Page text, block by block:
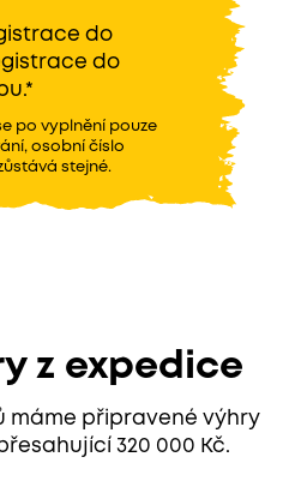
do
do
po vyplnění pouze
osobní číslo
stejné.
z expedice
máme připravené výhry
320 000 Kč.